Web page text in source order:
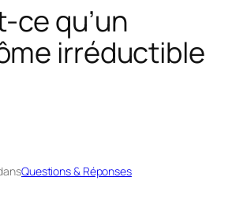
ce qu’un
irréductible
Questions & Réponses